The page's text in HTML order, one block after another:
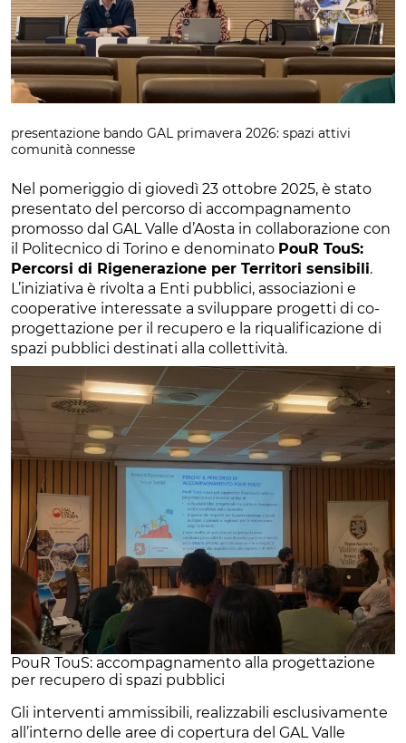
presentazione bando GAL primavera 2026: spazi attivi
comunità connesse
Nel pomeriggio di giovedì 23 ottobre 2025, è stato
presentato del percorso di accompagnamento
promosso dal GAL Valle d’Aosta in collaborazione con
il Politecnico di Torino e denominato PouR TouS:
Percorsi di Rigenerazione per Territori sensibili.
L’iniziativa è rivolta a Enti pubblici, associazioni e
cooperative interessate a sviluppare progetti di co-
progettazione per il recupero e la riqualificazione di
spazi pubblici destinati alla collettività.
PouR TouS: accompagnamento alla progettazione
per recupero di spazi pubblici
Gli interventi ammissibili, realizzabili esclusivamente
all’interno delle aree di copertura del GAL Valle